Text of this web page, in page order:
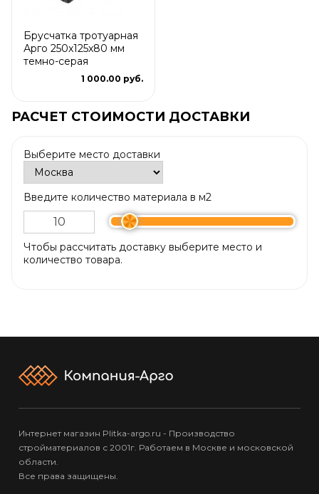
Брусчатка тротуарная
Арго 250x125x80 мм
темно-серая
1 000.00 руб.
РАСЧЕТ СТОИМОСТИ ДОСТАВКИ
Выберите место доставки
Введите количество материала в м2
Чтобы рассчитать доставку выберите место и
количество товара.
Интернет магазин Plitka-argo.ru - Производство
стройматериалов с 2001г. Работаем в Москве и московской
области.
Все права защищены.